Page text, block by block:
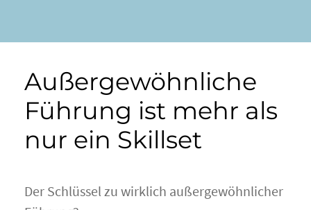
Außergewöhnliche
Führung ist mehr als
nur ein Skillset
Der Schlüssel zu wirklich außergewöhnlicher